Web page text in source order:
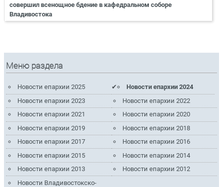
совершил всенощное бдение в кафедральном соборе
Владивостока
Меню раздела
Новости епархии 2025
Новости епархии 2024
Новости епархии 2023
Новости епархии 2022
Новости епархии 2021
Новости епархии 2020
Новости епархии 2019
Новости епархии 2018
Новости епархии 2017
Новости епархии 2016
Новости епархии 2015
Новости епархии 2014
Новости епархии 2013
Новости епархии 2012
Новости Владивостокско-